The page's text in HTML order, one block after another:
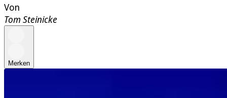
Von
Tom Steinicke
Merken